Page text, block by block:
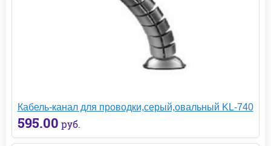
Кабель-канал для проводки,серый,овальный KL-740
595.00 руб.